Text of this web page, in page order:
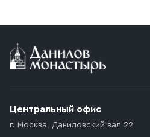
Центральный офис
г. Москва, Даниловский вал 22